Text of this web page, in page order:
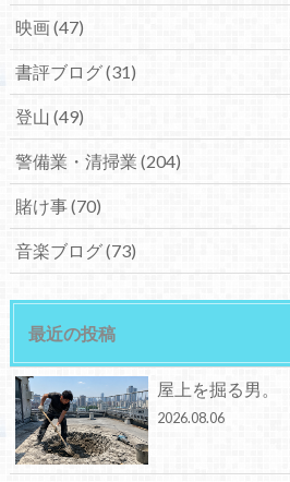
映画(47)
書評ブログ(31)
登山 (49)
警備業・清掃業 (204)
賭け事(70)
音楽ブログ(73)
最近の投稿
屋上を掘る男。
2026.08.06